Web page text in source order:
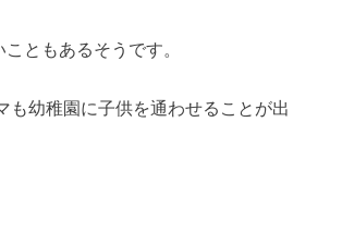
ともあるそうです。
も幼稚園に子供を通わせることが出